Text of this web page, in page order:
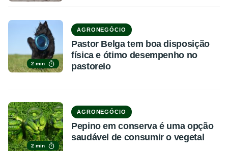
2 min
AGRONEGÓCIO
Pastor Belga tem boa disposição
física e ótimo desempenho no
pastoreio
2 min
AGRONEGÓCIO
Pepino em conserva é uma opção
saudável de consumir o vegetal